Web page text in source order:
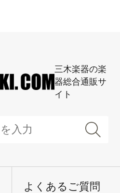
三木楽器の楽
器総合通販サ
イト
よくあるご質問